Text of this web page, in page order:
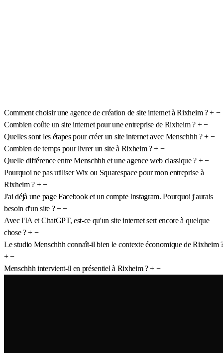
Comment choisir une agence de création de site internet à Rixheim ? + −
Combien coûte un site internet pour une entreprise de Rixheim ? + −
Quelles sont les étapes pour créer un site internet avec Menschhh ? + −
Combien de temps pour livrer un site à Rixheim ? + −
Quelle différence entre Menschhh et une agence web classique ? + −
Pourquoi ne pas utiliser Wix ou Squarespace pour mon entreprise à
Rixheim ? + −
J'ai déjà une page Facebook et un compte Instagram. Pourquoi j'aurais
besoin d'un site ? + −
Avec l'IA et ChatGPT, est-ce qu'un site internet sert encore à quelque
chose ? + −
Le studio Menschhh connaît-il bien le contexte économique de Rixheim
+ −
Menschhh intervient-il en présentiel à Rixheim ? + −